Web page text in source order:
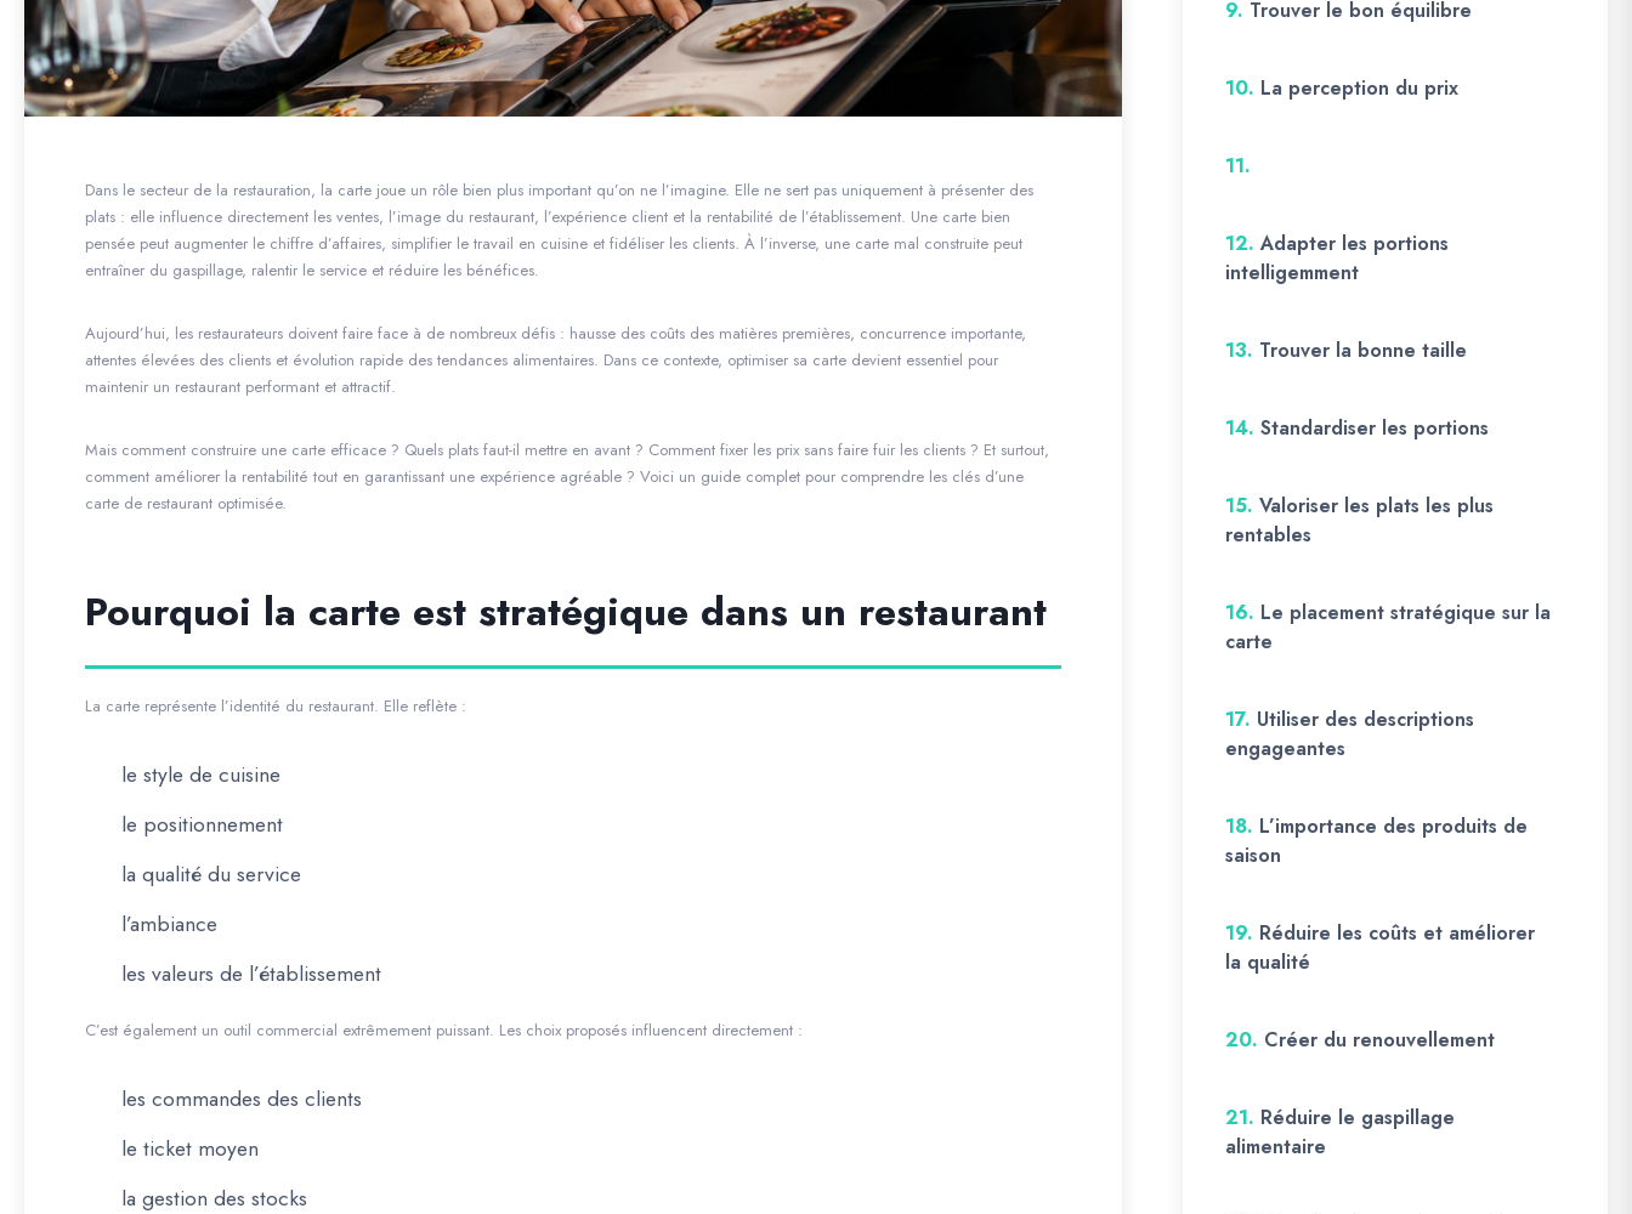
Dans le secteur de la restauration, la carte joue un rôle bien plus important qu’on ne l’imagine. Elle ne sert pas uniquement à présenter des
plats : elle influence directement les ventes, l’image du restaurant, l’expérience client et la rentabilité de l’établissement. Une carte bien
pensée peut augmenter le chiffre d’affaires, simplifier le travail en cuisine et fidéliser les clients. À l’inverse, une carte mal construite peut
entraîner du gaspillage, ralentir le service et réduire les bénéfices.
Aujourd’hui, les restaurateurs doivent faire face à de nombreux défis : hausse des coûts des matières premières, concurrence importante,
attentes élevées des clients et évolution rapide des tendances alimentaires. Dans ce contexte, optimiser sa carte devient essentiel pour
maintenir un restaurant performant et attractif.
Mais comment construire une carte efficace ? Quels plats faut-il mettre en avant ? Comment fixer les prix sans faire fuir les clients ? Et surtout,
comment améliorer la rentabilité tout en garantissant une expérience agréable ? Voici un guide complet pour comprendre les clés d’une
carte de restaurant optimisée.
Pourquoi la carte est stratégique dans un restaurant
La carte représente l’identité du restaurant. Elle reflète :
le style de cuisine
le positionnement
la qualité du service
l’ambiance
les valeurs de l’établissement
C’est également un outil commercial extrêmement puissant. Les choix proposés influencent directement :
les commandes des clients
le ticket moyen
la gestion des stocks
9. Trouver le bon équilibre
10. La perception du prix
11.
12. Adapter les portions
intelligemment
13. Trouver la bonne taille
14. Standardiser les portions
15. Valoriser les plats les plus
rentables
16. Le placement stratégique sur la
carte
17. Utiliser des descriptions
engageantes
18. L’importance des produits de
saison
19. Réduire les coûts et améliorer
la qualité
20. Créer du renouvellement
21. Réduire le gaspillage
alimentaire